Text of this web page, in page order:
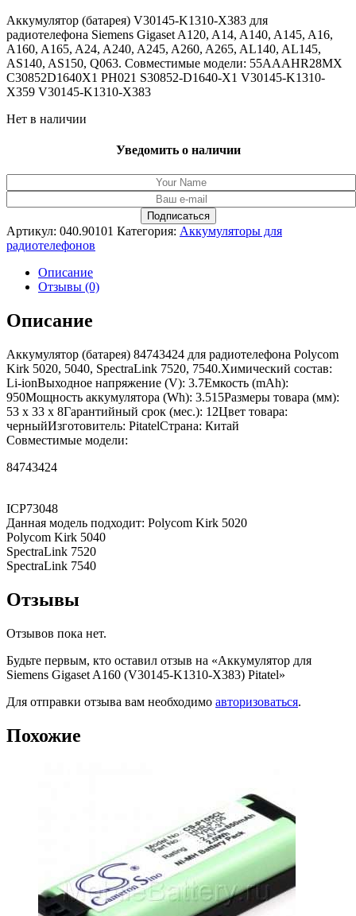
составляла
1,548.00₽.
1,419.00₽.
Аккумулятор (батарея) V30145-K1310-X383 для
радиотелефона Siemens Gigaset A120, A14, A140, A145, A16,
A160, A165, A24, A240, A245, A260, A265, AL140, AL145,
AS140, AS150, Q063. Совместимые модели: 55AAAHR28MX
C30852D1640X1 PH021 S30852-D1640-X1 V30145-K1310-
X359 V30145-K1310-X383
Нет в наличии
Уведомить о наличии
Артикул: 040.90101 Категория: Аккумуляторы для
радиотелефонов
Описание
Отзывы (0)
Описание
Аккумулятор (батарея) 84743424 для радиотелефона Polycom
Kirk 5020, 5040, SpectraLink 7520, 7540.Химический состав:
Li-ionВыходное напряжение (V): 3.7Емкость (mAh):
950Мощность аккумулятора (Wh): 3.515Размеры товара (мм):
53 x 33 x 8Гарантийный срок (мес.): 12Цвет товара:
черныйИзготовитель: PitatelСтрана: Китай
Совместимые модели:
84743424
ICP73048
Данная модель подходит: Polycom Kirk 5020
Polycom Kirk 5040
SpectraLink 7520
SpectraLink 7540
Отзывы
Отзывов пока нет.
Будьте первым, кто оставил отзыв на «Аккумулятор для
Siemens Gigaset A160 (V30145-K1310-X383) Pitatel»
Для отправки отзыва вам необходимо авторизоваться.
Похожие